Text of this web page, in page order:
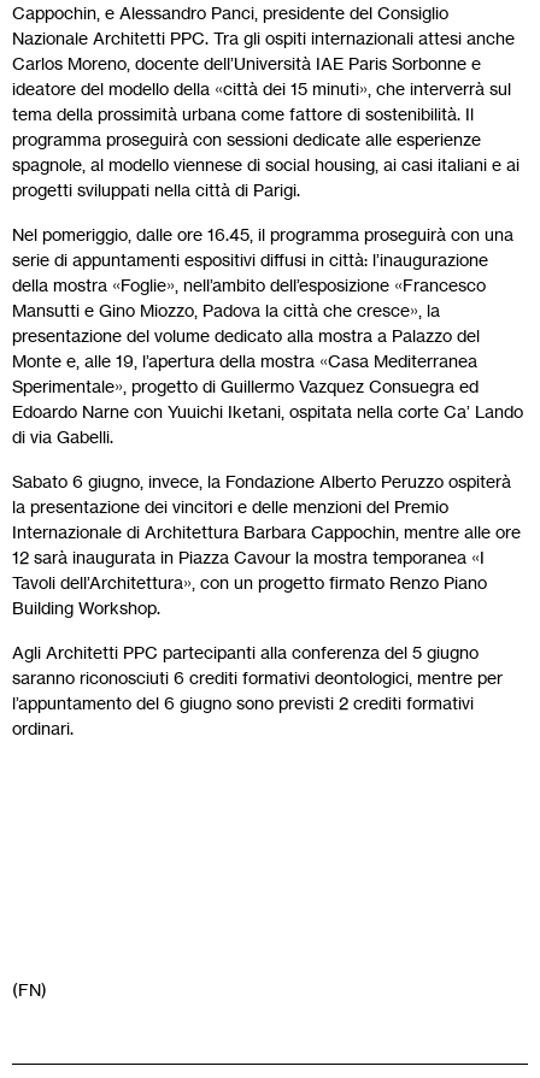
Cappochin, e Alessandro Panci, presidente del Consiglio
Nazionale Architetti PPC. Tra gli ospiti internazionali attesi anche
Carlos Moreno, docente dell’Università IAE Paris Sorbonne e
ideatore del modello della «città dei 15 minuti», che interverrà sul
tema della prossimità urbana come fattore di sostenibilità. Il
programma proseguirà con sessioni dedicate alle esperienze
spagnole, al modello viennese di social housing, ai casi italiani e ai
progetti sviluppati nella città di Parigi.
Nel pomeriggio, dalle ore 16.45, il programma proseguirà con una
serie di appuntamenti espositivi diffusi in città: l’inaugurazione
della mostra «Foglie», nell’ambito dell’esposizione «Francesco
Mansutti e Gino Miozzo, Padova la città che cresce», la
presentazione del volume dedicato alla mostra a Palazzo del
Monte e, alle 19, l’apertura della mostra «Casa Mediterranea
Sperimentale», progetto di Guillermo Vazquez Consuegra ed
Edoardo Narne con Yuuichi Iketani, ospitata nella corte Ca’ Lando
di via Gabelli.
Sabato 6 giugno, invece, la Fondazione Alberto Peruzzo ospiterà
la presentazione dei vincitori e delle menzioni del Premio
Internazionale di Architettura Barbara Cappochin, mentre alle ore
12 sarà inaugurata in Piazza Cavour la mostra temporanea «I
Tavoli dell’Architettura», con un progetto firmato Renzo Piano
Building Workshop.
Agli Architetti PPC partecipanti alla conferenza del 5 giugno
saranno riconosciuti 6 crediti formativi deontologici, mentre per
l’appuntamento del 6 giugno sono previsti 2 crediti formativi
ordinari.
(FN)